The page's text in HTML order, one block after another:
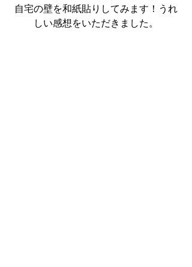
自宅の壁を和紙貼りしてみます！うれ
しい感想をいただきました。